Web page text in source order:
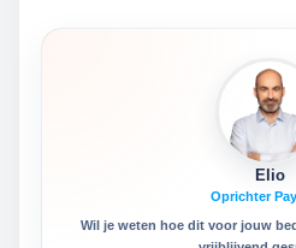
Elio
Oprichter
Wil je weten hoe dit voor jouw